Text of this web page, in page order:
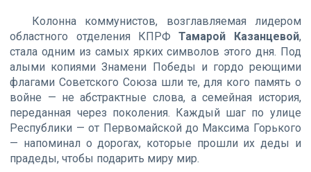
Колонна коммунистов, возглавляемая лидером
областного отделения КПРФТамарой Казанцевой,
стала одним из самых ярких символов этого дня. Под
алыми копиями Знамени Победы и гордо реющими
флагами Советского Союза шли те, для кого память о
войне — не абстрактные слова, а семейная история,
переданная через поколения. Каждый шаг по улице
Республики — от Первомайской до Максима Горького
— напоминал о дорогах, которые прошли их деды и
прадеды, чтобы подарить миру мир.